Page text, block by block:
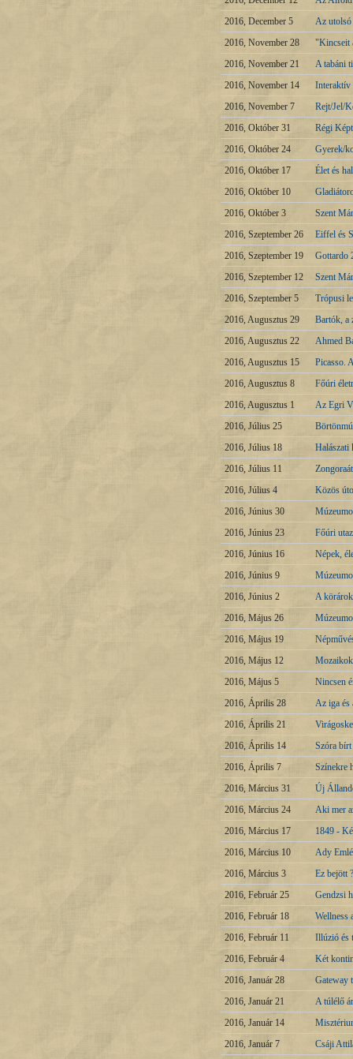
2016, December 5
Az utolsó
2016, November 28
"Kincseit
2016, November 21
A tabáni
2016, November 14
Interaktív
2016, November 7
Rejt/Jel/
2016, Október 31
Régi
2016, Október 24
Gyerek/
2016, Október 17
Élet és
2016, Október 10
2016, Október 3
Szent
2016, Szeptember 26
Eiffel és
2016, Szeptember 19
Gottardo
2016, Szeptember 12
Szent
2016, Szeptember 5
Trópusi
2016, Augusztus 29
Bartók, a
2016, Augusztus 22
Ahmed
2016, Augusztus 15
Picasso.
2016, Augusztus 8
Főúri
2016, Augusztus 1
Az Egri
2016, Július 25
2016, Július 18
Halászati
2016, Július 11
2016, Július 4
Közös
2016, Június 30
2016, Június 23
Főúri
2016, Június 16
Népek,
2016, Június 9
2016, Június 2
A
2016, Május 26
2016, Május 19
2016, Május 12
2016, Május 5
Nincsen
2016, Április 28
Az iga és
2016, Április 21
2016, Április 14
Szóra
2016, Április 7
Színekre
2016, Március 31
Új
2016, Március 24
Aki mer
2016, Március 17
1849 -
2016, Március 10
Ady
2016, Március 3
Ez bejött
2016, Február 25
Gendzsi
2016, Február 18
Wellness
2016, Február 11
Illúzió és
2016, Február 4
Két
2016, Január 28
Gateway
2016, Január 21
A túlélő
2016, Január 14
2016, Január 7
Csáji